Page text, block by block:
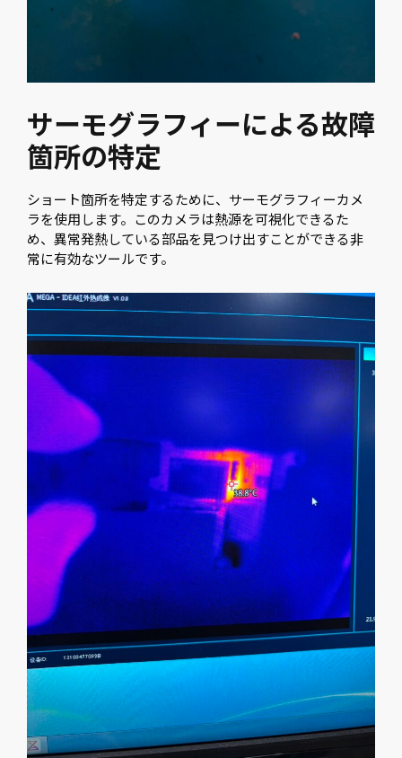
サーモグラフィーによる故障
箇所の特定
ショート箇所を特定するために、サーモグラフィーカメ
ラを使用します。このカメラは熱源を可視化できるた
め、異常発熱している部品を見つけ出すことができる非
常に有効なツールです。